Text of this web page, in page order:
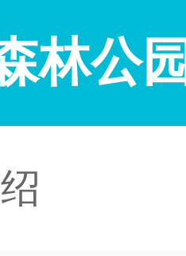
林公园